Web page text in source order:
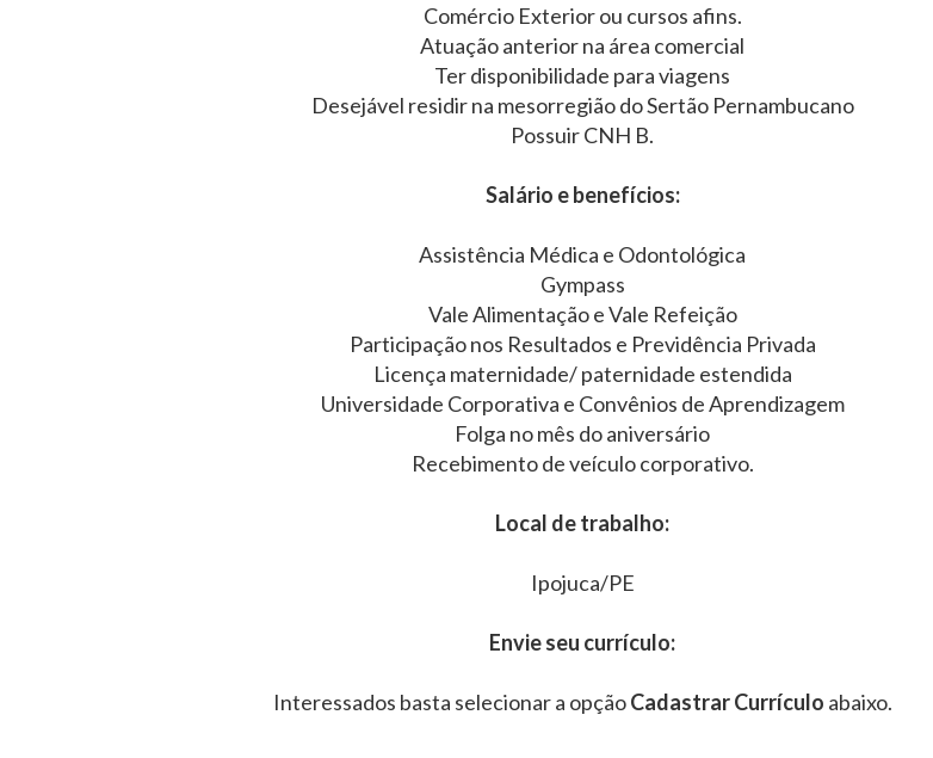
Comércio Exterior ou cursos afins.
Atuação anterior na área comercial
Ter disponibilidade para viagens
Desejável residir na mesorregião do Sertão Pernambucano
Possuir CNH B.
Salário e benefícios:
Assistência Médica e Odontológica
Gympass
Vale Alimentação e Vale Refeição
Participação nos Resultados e Previdência Privada
Licença maternidade/ paternidade estendida
Universidade Corporativa e Convênios de Aprendizagem
Folga no mês do aniversário
Recebimento de veículo corporativo.
Local de trabalho:
Ipojuca/PE
Envie seu currículo:
Interessados basta selecionar a opçãoCadastrar Currículo abaixo.